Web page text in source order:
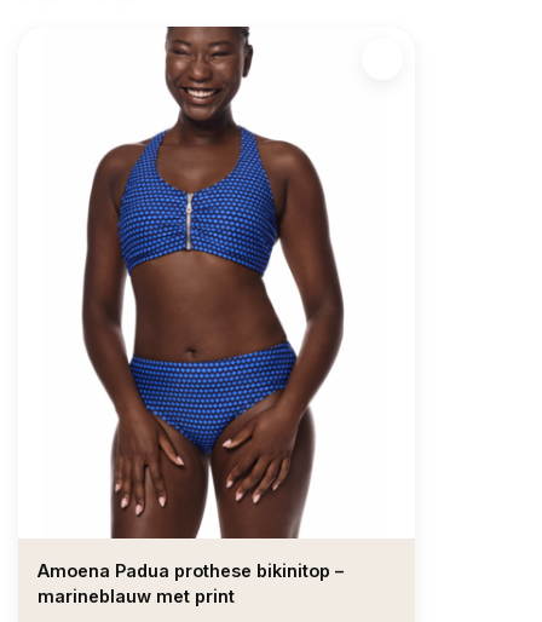
Amoena Padua prothese bikinitop –
marineblauw met print